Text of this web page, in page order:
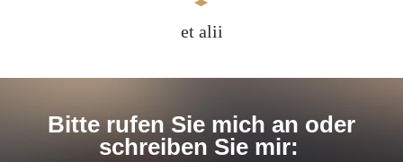
et alii
Bitte rufen Sie mich an oder
schreiben Sie mir: